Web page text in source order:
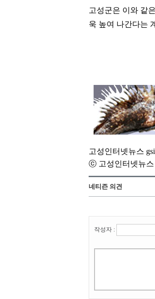
고성군은 이와 같
욱 높여 나간다는
고성인터넷뉴스
ⓒ 고성인터넷뉴스
네티즌 의견
작성자 :